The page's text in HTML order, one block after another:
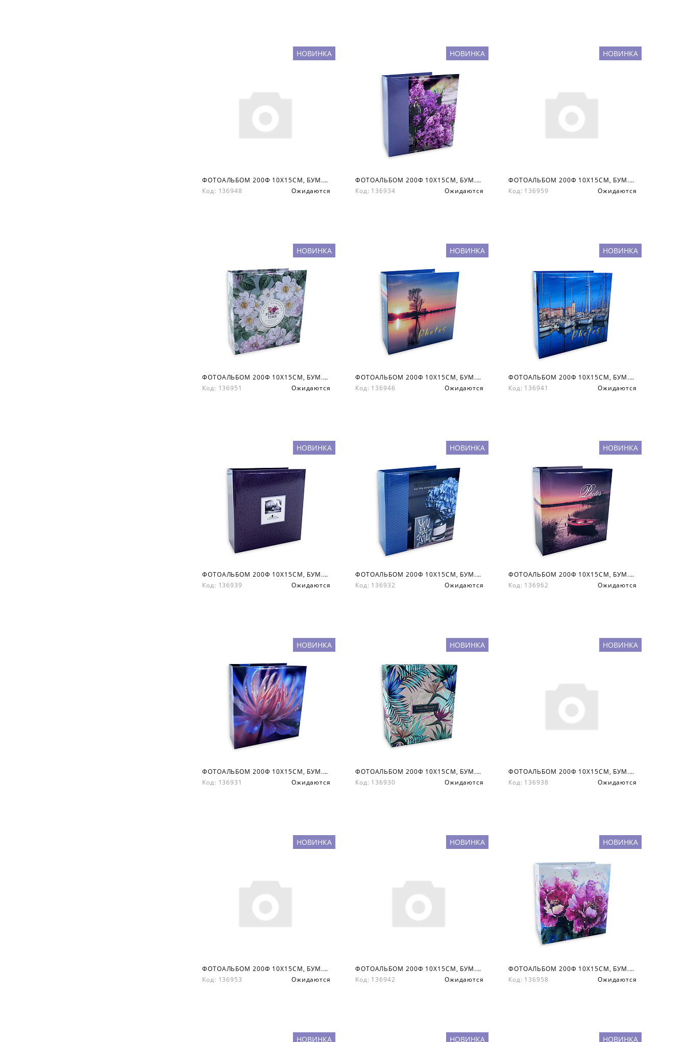
ФОТОАЛЬБОМ 200Ф 10X15СМ, БУМ.КАРМ.С МЕМО, КНИЖН. ПЕР-Т
Код: 136948
Ожидаются
НОВИНКА
ФОТОАЛЬБОМ 200Ф 10X15СМ, БУМ.КАРМ.С МЕМО, КНИЖН. ПЕР-Т
Код: 136934
Ожидаются
НОВИНКА
ФОТОАЛЬБОМ 200Ф 10X15СМ, БУМ.КАРМ.С МЕМО, КНИЖН. ПЕР-Т
Код: 136959
Ожидаются
НОВИНКА
ФОТОАЛЬБОМ 200Ф 10X15СМ, БУМ.КАРМ.С МЕМО, КНИЖН. ПЕР-Т
Код: 136951
Ожидаются
НОВИНКА
ФОТОАЛЬБОМ 200Ф 10X15СМ, БУМ.КАРМ.С МЕМО, КНИЖН. ПЕР-Т
Код: 136946
Ожидаются
НОВИНКА
ФОТОАЛЬБОМ 200Ф 10X15СМ, БУМ.КАРМ.С МЕМО, КНИЖН. ПЕР-Т
Код: 136941
Ожидаются
НОВИНКА
ФОТОАЛЬБОМ 200Ф 10X15СМ, БУМ.КАРМ.С МЕМО, КНИЖН. ПЕР-Т
Код: 136939
Ожидаются
НОВИНКА
ФОТОАЛЬБОМ 200Ф 10X15СМ, БУМ.КАРМ.С МЕМО, КНИЖН. ПЕР-Т
Код: 136932
Ожидаются
НОВИНКА
ФОТОАЛЬБОМ 200Ф 10X15СМ, БУМ.КАРМ.С МЕМО, КНИЖН. ПЕР-Т
Код: 136962
Ожидаются
НОВИНКА
ФОТОАЛЬБОМ 200Ф 10X15СМ, БУМ.КАРМ.С МЕМО, КНИЖН. ПЕР-Т
Код: 136931
Ожидаются
НОВИНКА
ФОТОАЛЬБОМ 200Ф 10X15СМ, БУМ.КАРМ.С МЕМО, КНИЖН. ПЕР-Т
Код: 136930
Ожидаются
НОВИНКА
ФОТОАЛЬБОМ 200Ф 10X15СМ, БУМ.КАРМ.С МЕМО, КНИЖН. ПЕР-Т
Код: 136938
Ожидаются
НОВИНКА
ФОТОАЛЬБОМ 200Ф 10X15СМ, БУМ.КАРМ.С МЕМО, КНИЖН. ПЕР-Т
Код: 136953
Ожидаются
НОВИНКА
ФОТОАЛЬБОМ 200Ф 10X15СМ, БУМ.КАРМ.С МЕМО, КНИЖН. ПЕР-Т
Код: 136942
Ожидаются
НОВИНКА
ФОТОАЛЬБОМ 200Ф 10X15СМ, БУМ.КАРМ.С МЕМО, КНИЖН. ПЕР-Т
Код: 136958
Ожидаются
НОВИНКА
НОВИНКА НОВИНКА НОВИНКА